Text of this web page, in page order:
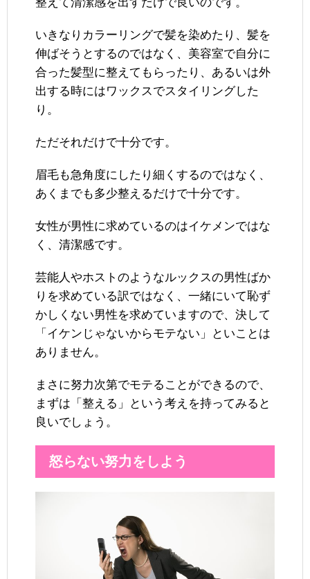
いきなりカラーリングで髪を染めたり、髪を
伸ばそうとするのではなく、美容室で自分に
合った髪型に整えてもらったり、あるいは外
出する時にはワックスでスタイリングした
り。
ただそれだけで十分です。
眉毛も急角度にしたり細くするのではなく、
あくまでも多少整えるだけで十分です。
女性が男性に求めているのはイケメンではな
く、清潔感です。
芸能人やホストのようなルックスの男性ばか
りを求めている訳ではなく、一緒にいて恥ず
かしくない男性を求めていますので、決して
「イケンじゃないからモテない」といことは
ありません。
まさに努力次第でモテることができるので、
まずは「整える」という考えを持ってみると
良いでしょう。
怒らない努力をしよう